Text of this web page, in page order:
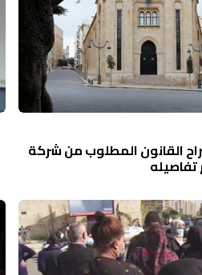
القانون المطلوب من شركة
تفاصيله